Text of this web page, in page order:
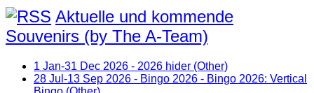
Aktuelle und kommende
Souvenirs (by The A-Team)
1 Jan-31 Dec 2026 - 2026 hider (Other)
28 Jul-13 Sep 2026 - Bingo 2026 - Bingo 2026: Vertical